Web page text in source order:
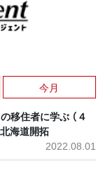
今月
移住者に学ぶ （４
海道開拓
2022.08.01